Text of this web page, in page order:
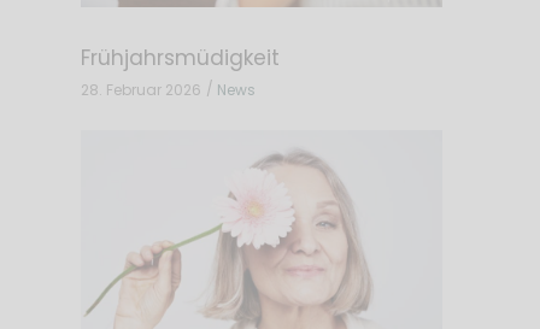
Frühjahrsmüdigkeit
28. Februar 2026 News